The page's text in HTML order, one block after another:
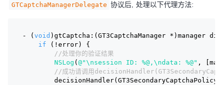
GTCaptchaManagerDelegate 协议后, 处理以下代理方法:
- ( void )gtCaptcha:(GT3CaptchaManager *)manager
if (!error) {
//处理你的验证结果
NSLog ( @"\nsession ID: %@,\ndata: %@" ,
//成功请调用